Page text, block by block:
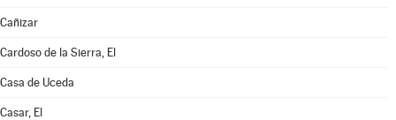
Cañizar
Cardoso de la Sierra, El
Casa de Uceda
Casar, El